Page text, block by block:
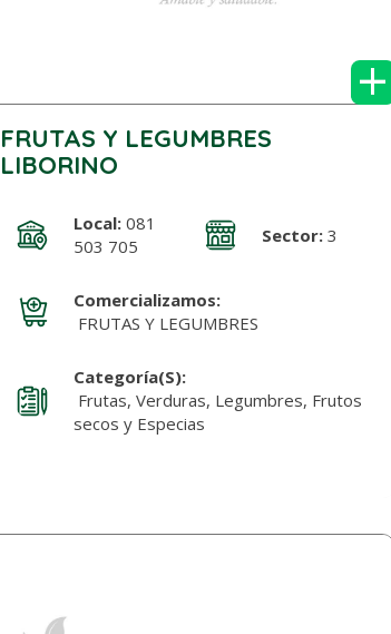
+
FRUTAS Y LEGUMBRES
LIBORINO
Local:081
503 705
Sector: 3
Comercializamos:
FRUTAS Y LEGUMBRES
Categoría(s):
Frutas, Verduras, Legumbres, Frutos
secos y Especias